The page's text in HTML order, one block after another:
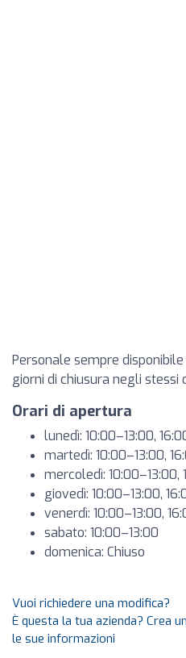
Personale sempre
giorni di chiusura negli stessi
Orari di apertura
lunedì: 10:00–13:00,
martedì: 10:00–13:00,
mercoledì: 10:00–13:00,
giovedì: 10:00–13:00,
venerdì: 10:00–13:00,
sabato: 10:00–13:00
domenica: Chiuso
Vuoi richiedere una modifica?
È questa la tua azienda? Crea
le sue informazioni